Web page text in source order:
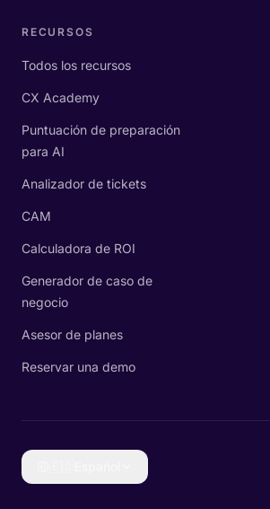
RECURSOS
Todos los recursos
CX Academy
Puntuación de preparación
para AI
Analizador de tickets
CAM
Calculadora de ROI
Generador de caso de
negocio
Asesor de planes
Reservar una demo